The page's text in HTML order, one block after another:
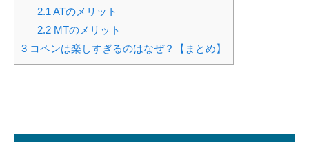
2.1 ATのメリット
2.2MTのメリット
3 コペンは楽しすぎるのはなぜ？【まとめ】